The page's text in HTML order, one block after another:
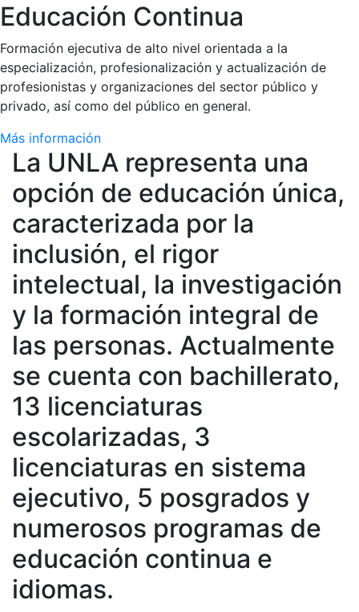
Educación Continua
Formación ejecutiva de alto nivel orientada a la
especialización, profesionalización y actualización de
profesionistas y organizaciones del sector público y
privado, así como del público en general.
Más información
La UNLA representa una
opción de educación única,
caracterizada por la
inclusión, el rigor
intelectual, la investigación
y la formación integral de
las personas. Actualmente
se cuenta con bachillerato,
13 licenciaturas
escolarizadas, 3
licenciaturas en sistema
ejecutivo, 5 posgrados y
numerosos programas de
educación continua e
idiomas.